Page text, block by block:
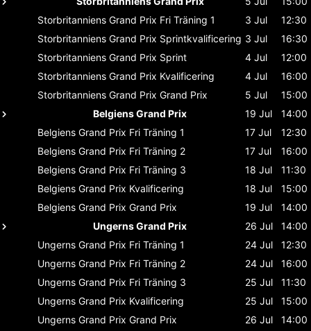
Storbritanniens Grand Prix Fri Träning 1 3 Jul
12:30
Storbritanniens Grand Prix Sprintkvalificering 3 Jul
16:30
Storbritanniens Grand Prix Sprint 4 Jul
12:00
Storbritanniens Grand Prix Kvalificering 4 Jul
16:00
Storbritanniens Grand Prix Grand Prix 5 Jul
15:00
Belgiens Grand Prix
19 Jul
14:00
Belgiens Grand Prix Fri Träning 1 17 Jul
12:30
Belgiens Grand Prix Fri Träning 2 17 Jul
16:00
Belgiens Grand Prix Fri Träning 3 18 Jul
11:30
Belgiens Grand Prix Kvalificering 18 Jul
15:00
Belgiens Grand Prix Grand Prix 19 Jul
14:00
Ungerns Grand Prix
26 Jul
14:00
Ungerns Grand Prix Fri Träning 1 24 Jul
12:30
Ungerns Grand Prix Fri Träning 2 24 Jul
16:00
Ungerns Grand Prix Fri Träning 3 25 Jul
11:30
Ungerns Grand Prix Kvalificering 25 Jul
15:00
Ungerns Grand Prix Grand Prix 26 Jul
14:00